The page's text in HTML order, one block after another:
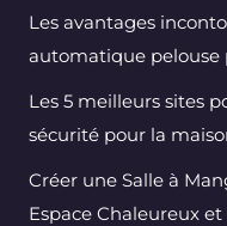
Les avantages
automatique pelouse
Les 5 meilleurs sites
sécurité pour la
Créer une Salle à
Espace Chaleureux et